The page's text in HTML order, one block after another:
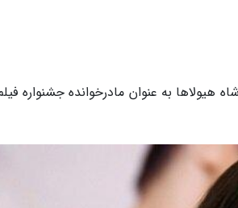
هیولاها به عنوان مادرخوانده جشنواره